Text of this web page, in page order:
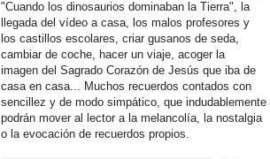
"Cuando los dinosaurios dominaban la Tierra", la
llegada del vídeo a casa, los malos profesores y
los castillos escolares, criar gusanos de seda,
cambiar de coche, hacer un viaje, acoger la
imagen del Sagrado Corazón de Jesús que iba de
casa en casa... Muchos recuerdos contados con
sencillez y de modo simpático, que indudablemente
podrán mover al lector a la melancolía, la nostalgia
o la evocación de recuerdos propios.